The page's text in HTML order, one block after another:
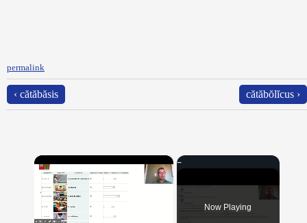
permalink
‹ cătăbăsis cătăbŏlĭcus ›
×
Now Playing